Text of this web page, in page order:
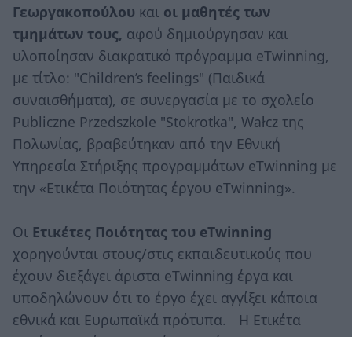
Γεωργακοπούλου και οι μαθητές των
τμημάτων τους, αφού δημιούργησαν και
υλοποίησαν διακρατικό πρόγραμμα eTwinning,
με τίτλο: "Children’s feelings" (Παιδικά
συναισθήματα), σε συνεργασία με το σχολείο
Publiczne Przedszkole "Stokrotka", Wałcz της
Πολωνίας, βραβεύτηκαν από την Εθνική
Υπηρεσία Στήριξης προγραμμάτων eΤwinning με
την «Ετικέτα Ποιότητας έργου eTwinning».
Οι Ετικέτες Ποιότητας του eTwinning
χορηγούνται στους/στις εκπαιδευτικούς που
έχουν διεξάγει άριστα eTwinning έργα και
υποδηλώνουν ότι το έργο έχει αγγίξει κάποια
εθνικά και Ευρωπαϊκά πρότυπα. Η Ετικέτα